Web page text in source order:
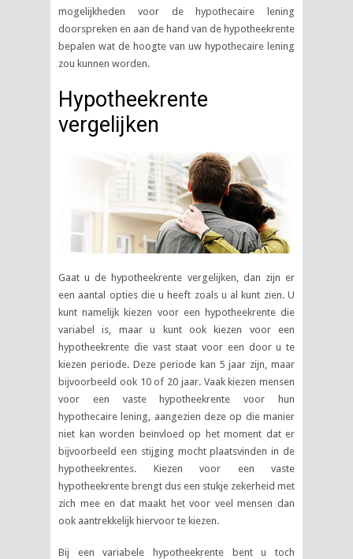
mogelijkheden voor de hypothecaire lening
doorspreken en aan de hand van de hypotheekrente
bepalen wat de hoogte van uw hypothecaire lening
zou kunnen worden.
Hypotheekrente
vergelijken
Gaat u de hypotheekrente vergelijken, dan zijn er
een aantal opties die u heeft zoals u al kunt zien. U
kunt namelijk kiezen voor een hypotheekrente die
variabel is, maar u kunt ook kiezen voor een
hypotheekrente die vast staat voor een door u te
kiezen periode. Deze periode kan 5 jaar zijn, maar
bijvoorbeeld ook 10 of 20 jaar. Vaak kiezen mensen
voor een vaste hypotheekrente voor hun
hypothecaire lening, aangezien deze op die manier
niet kan worden beïnvloed op het moment dat er
bijvoorbeeld een stijging mocht plaatsvinden in de
hypotheekrentes. Kiezen voor een vaste
hypotheekrente brengt dus een stukje zekerheid met
zich mee en dat maakt het voor veel mensen dan
ook aantrekkelijk hiervoor te kiezen.
Bij een variabele hypotheekrente bent u toch